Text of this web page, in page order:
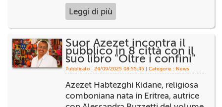
Leggi di più
Suor Azezet incontra il
pubblico in 8 città con il
suo libro "Oltre i confini"
Pubblicato : 24/09/2025 08:55:45 | Categorie : News
Azezet Habtezghi Kidane, religiosa
comboniana nata in Eritrea, autrice